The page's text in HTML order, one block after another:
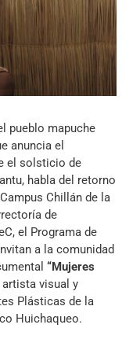
pueblo mapuche
anuncia el
el solsticio de
habla del retorno
Chillán de la
de
el Programa de
a la comunidad
“Mujeres
visual y
Plásticas de la
Huichaqueo.